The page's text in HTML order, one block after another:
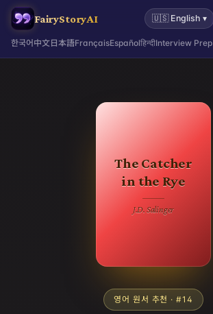
FairyStoryAI 🇺🇸 English ▾
한국어 中文日本語FrançaisEspañolहिन्दीInterview Prep
The Catcher
in the Rye
J.D. Salinger
영어 원서 추천 · #14